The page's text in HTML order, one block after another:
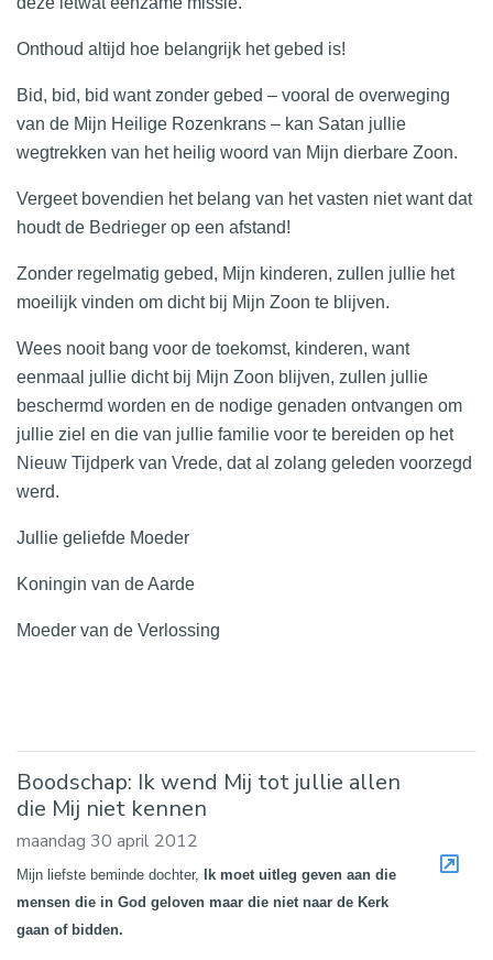
Onthoud altijd hoe belangrijk het gebed is!
Bid, bid, bid want zonder gebed – vooral de overweging
van de Mijn Heilige Rozenkrans – kan Satan jullie
wegtrekken van het heilig woord van Mijn dierbare Zoon.
Vergeet bovendien het belang van het vasten niet want dat
houdt de Bedrieger op een afstand!
Zonder regelmatig gebed, Mijn kinderen, zullen jullie het
moeilijk vinden om dicht bij Mijn Zoon te blijven.
Wees nooit bang voor de toekomst, kinderen, want
eenmaal jullie dicht bij Mijn Zoon blijven, zullen jullie
beschermd worden en de nodige genaden ontvangen om
jullie ziel en die van jullie familie voor te bereiden op het
Nieuw Tijdperk van Vrede, dat al zolang geleden voorzegd
werd.
Jullie geliefde Moeder
Koningin van de Aarde
Moeder van de Verlossing
Boodschap: Ik wend Mij tot jullie allen
die Mij niet kennen
maandag 30 april 2012
Mijn liefste beminde dochter,
Ik moet uitleg geven aan die
mensen die in God geloven maar die niet naar de Kerk
gaan of bidden.